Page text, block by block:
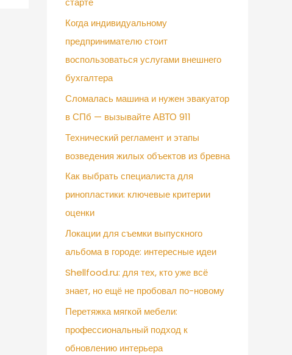
Когда индивидуальному
предпринимателю стоит
воспользоваться услугами внешнего
бухгалтера
Сломалась машина и нужен эвакуатор
в СПб — вызывайте АВТО 911
Технический регламент и этапы
возведения жилых объектов из бревна
Как выбрать специалиста для
ринопластики: ключевые критерии
оценки
Локации для съемки выпускного
альбома в городе: интересные идеи
Shellfood.ru: для тех, кто уже всё
знает, но ещё не пробовал по-новому
Перетяжка мягкой мебели:
профессиональный подход к
обновлению интерьера